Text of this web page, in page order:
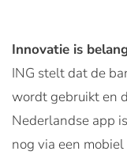
Innovatie is
ING stelt dat de
wordt gebruikt en
Nederlandse app
nog via een